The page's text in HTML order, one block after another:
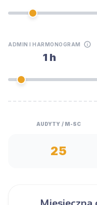
ADMIN I HARMONOGRAM
1 h
AUDYTY / M-SC